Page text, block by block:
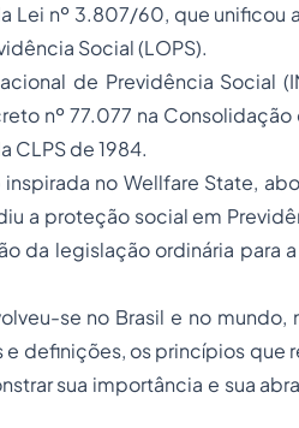
Lei nº 3.807/60, que unificou
Social (LOPS).
de Previdência Social
nº 77.077 na Consolidação
CLPS de 1984.
no Wellfare State,
a proteção social em
da legislação ordinária para
se no Brasil e no mundo,
definições, os princípios que
sua importância e sua